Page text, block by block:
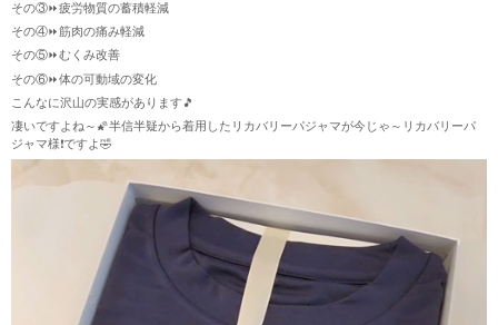
その③⏩️疲労物質の蓄積軽減
その④⏩️筋肉の痛み軽減
その⑤⏩️むくみ改善
その⑥⏩️体の可動域の変化
こんなに沢山の実感があります🎵
凄いですよね～🌠半信半疑から着用したリカバリーパジャマが今じゃ～リカバリーパ
ジャマ様❗ですよ🤣